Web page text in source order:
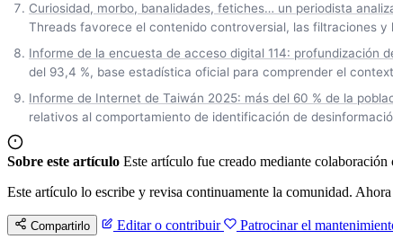
Curiosidad, morbo, banalidades, fetiches… un periodista
Threads favorece el contenido controversial, las filtraciones
Informe de la encuesta de acceso digital 114: profundización
del 93,4 %, base estadística oficial para comprender el
Informe de Internet de Taiwán 2025: más del 60 % de la
relativos al comportamiento de identificación de
Sobre este artículo Este artículo fue creado mediante
Este artículo lo escribe y revisa continuamente la comunidad.
Compartirlo Editar o contribuir Patrocinar el